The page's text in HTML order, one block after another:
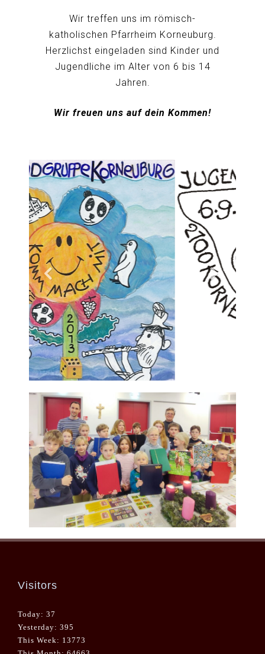
Wir treffen uns im römisch-
katholischen Pfarrheim Korneuburg.
Herzlichst eingeladen sind Kinder und
Jugendliche im Alter von 6 bis 14
Jahren.
Wir freuen uns auf dein Kommen!
Visitors
Today: 37
Yesterday: 395
This Week: 13773